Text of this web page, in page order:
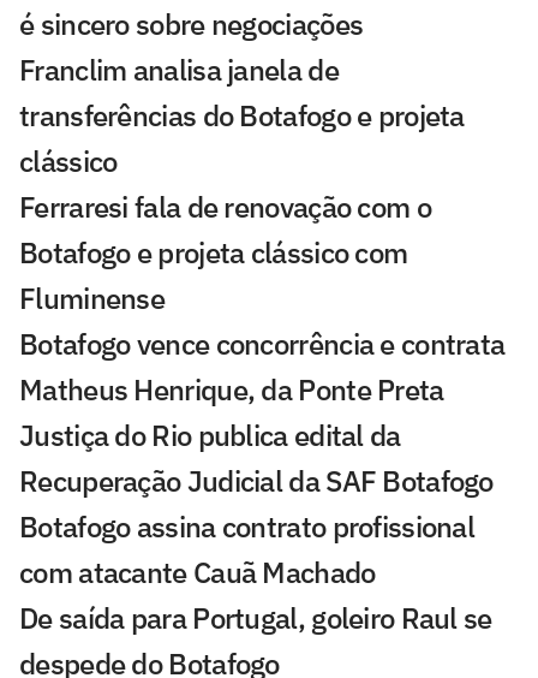
é sincero sobre negociações
Franclim analisa janela de
transferências do Botafogo e projeta
clássico
Ferraresi fala de renovação com o
Botafogo e projeta clássico com
Fluminense
Botafogo vence concorrência e contrata
Matheus Henrique, da Ponte Preta
Justiça do Rio publica edital da
Recuperação Judicial da SAF Botafogo
Botafogo assina contrato profissional
com atacante Cauã Machado
De saída para Portugal, goleiro Raul se
despede do Botafogo